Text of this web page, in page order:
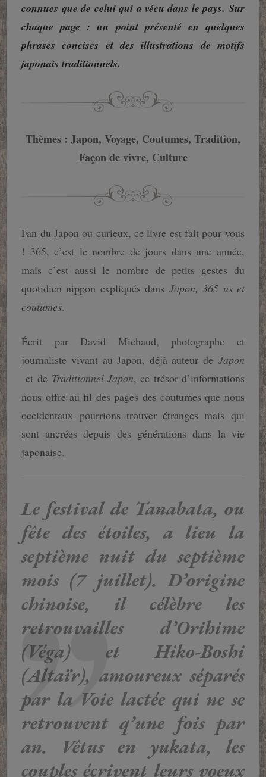
connues que de celui qui a vécu dans le pays. Sur
chaque page : un point présenté en quelques
phrases concises et des illustrations de motifs
japonais traditionnels.
Thèmes : Japon, Voyage, Coutumes, Tradition,
Façon de vivre, Culture
Fan du Japon ou curieux, ce livre est fait pour vous
! 365, c’est le nombre de jours dans une année,
mais c’est aussi le nombre de petits gestes du
quotidien nippon expliqués dansJapon, 365 us et
coutumes.
Écrit par David Michaud, photographe et
journaliste vivant au Japon, déjà auteur de Japon
et de Traditionnel Japon, ce trésor d’informations
nous offre au fil des pages des coutumes que nous
occidentaux pourrions trouver étranges mais qui
sont ancrées depuis des générations dans la vie
japonaise.
Le festival de Tanabata, ou
fête des étoiles, a lieu la
septième nuit du septième
mois (7 juillet). D’origine
chinoise, il célèbre les
retrouvailles d’Orihime
(Véga) et Hiko-Boshi
(Altaïr), amoureux séparés
par la Voie lactée qui ne se
retrouvent q’une fois par
an. Vêtus en yukata, les
couples écrivent leurs voeux